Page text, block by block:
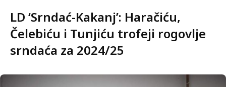
LD ‘Srndać-Kakanj’: Haračiću,
Čelebiću i Tunjiću trofeji rogovlje
srndaća za 2024/25